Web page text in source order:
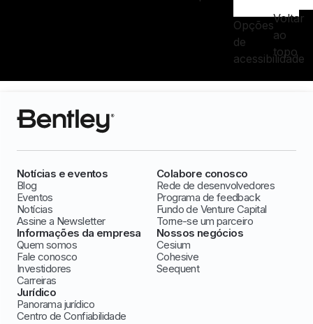
Opções
de
acessibilidade
Voltar
ao
topo
Notícias e eventos
Blog
Eventos
Notícias
Assine a Newsletter
Colabore conosco
Rede de desenvolvedores
Programa de feedback
Fundo de Venture Capital
Torne-se um parceiro
Informações da empresa
Quem somos
Fale conosco
Investidores
Carreiras
Nossos negócios
Cesium
Cohesive
Seequent
Jurídico
Panorama jurídico
Centro de Confiabilidade